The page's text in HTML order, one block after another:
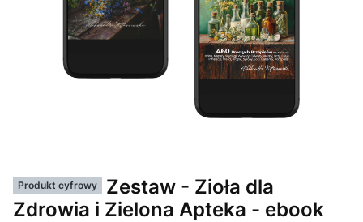
Produkt cyfrowy
Zestaw - Zioła dla
Zdrowia i Zielona Apteka - ebook